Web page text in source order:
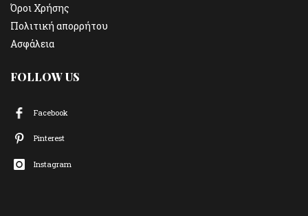
Όροι Χρήσης
Πολιτική απορρήτου
Ασφάλεια
FOLLOW US
Facebook
Pinterest
Instagram